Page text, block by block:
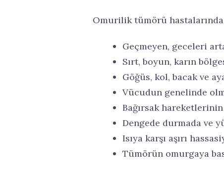
Omurilik tümörü hastalarında
Geçmeyen, geceleri
Sırt, boyun, karın
Göğüs, kol, bacak ve
Vücudun genelinde
Bağırsak
Dengede durmada ve
Isıya karşı aşırı
Tümörün omurgaya